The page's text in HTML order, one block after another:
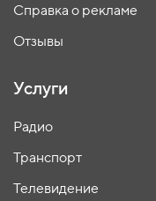
Справка о рекламе
Отзывы
Услуги
Радио
Транспорт
Телевидение